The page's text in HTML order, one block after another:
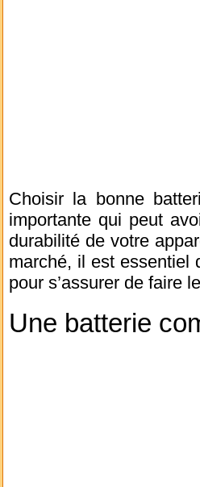
Choisir la bonne
importante qui peut
durabilité de votre
marché, il est essentiel
pour s’assurer de faire
Une batterie